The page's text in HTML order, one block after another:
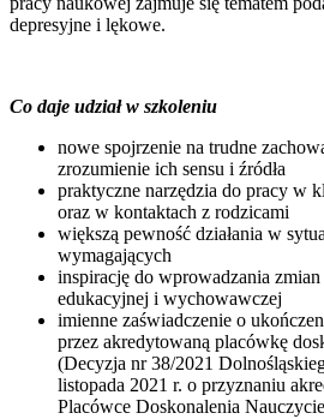
depresyjne i lękowe.
Co daje udział w szkoleniu
nowe spojrzenie na trudne
zrozumienie ich sensu i źródła
praktyczne narzędzia do pracy w
oraz w kontaktach z rodzicami
większą pewność działania w
wymagających
inspirację do wprowadzania
edukacyjnej i wychowawczej
imienne zaświadczenie o
przez akredytowaną placówkę
(Decyzja nr 38/2021
listopada 2021 r. o przyznaniu
Placówce Doskonalenia